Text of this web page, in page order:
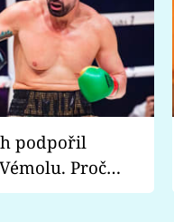
Proč
s ním než